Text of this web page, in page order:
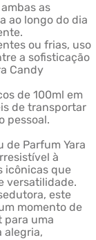
as
ao longo do dia
ou frias, uso
a sofisticação
Candy
de 100ml em
de transportar
pessoal.
de Parfum Yara
à
icônicas que
versatilidade.
este
momento de
para uma
alegria,